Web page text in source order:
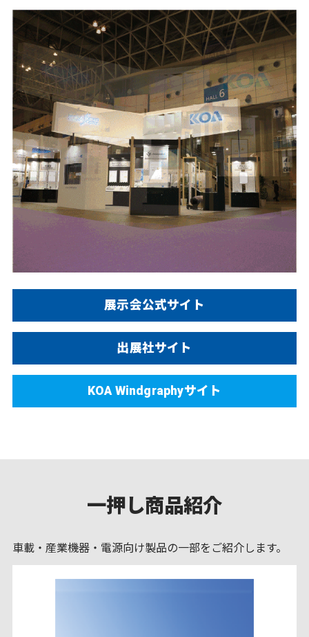
展示会公式サイト
出展社サイト
KOA Windgraphyサイト
一押し商品紹介
車載・産業機器・電源向け製品の一部をご紹介します。